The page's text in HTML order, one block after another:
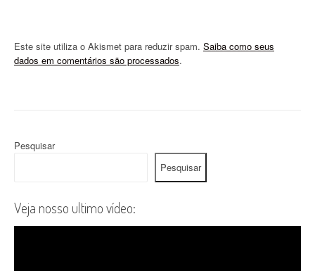
Este site utiliza o Akismet para reduzir spam. Saiba como seus
dados em comentários são processados.
Pesquisar
Pesquisar
Veja nosso ultimo vídeo: